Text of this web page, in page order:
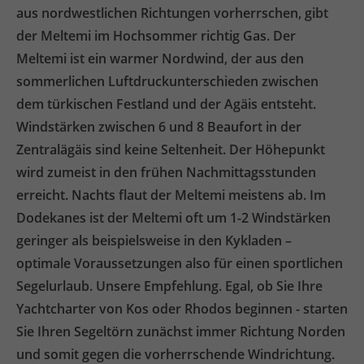
aus nordwestlichen Richtungen vorherrschen, gibt
der Meltemi im Hochsommer richtig Gas. Der
Meltemi ist ein warmer Nordwind, der aus den
sommerlichen Luftdruckunterschieden zwischen
dem türkischen Festland und der Agäis entsteht.
Windstärken zwischen 6 und 8 Beaufort in der
Zentralägäis sind keine Seltenheit. Der Höhepunkt
wird zumeist in den frühen Nachmittagsstunden
erreicht. Nachts flaut der Meltemi meistens ab. Im
Dodekanes ist der Meltemi oft um 1-2 Windstärken
geringer als beispielsweise in den Kykladen –
optimale Voraussetzungen also für einen sportlichen
Segelurlaub. Unsere Empfehlung. Egal, ob Sie Ihre
Yachtcharter von Kos oder Rhodos beginnen - starten
Sie Ihren Segeltörn zunächst immer Richtung Norden
und somit gegen die vorherrschende Windrichtung.